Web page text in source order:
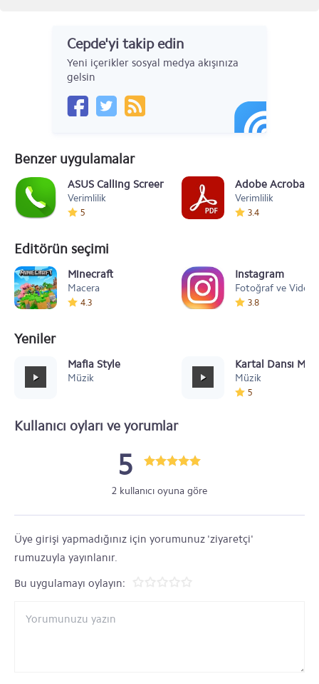
Cepde'yi takip edin
Yeni içerikler sosyal medya akışınıza
gelsin
Benzer uygulamalar
ASUS Calling Screen
Verimlilik
5
Adobe Acrobat
Verimlilik
3.4
Editörün seçimi
Minecraft
Macera
4.3
Instagram
Fotoğraf ve Video
3.8
Yeniler
Mafia Style
Müzik
Kartal Dansı
Müzik
5
Kullanıcı oyları ve yorumlar
5
2 kullanıcı oyuna göre
Üye girişi yapmadığınız için yorumunuz 'ziyaretçi'
rumuzuyla yayınlanır.
Bu uygulamayı oylayın: